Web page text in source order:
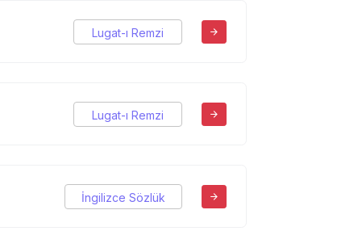
Lugat-ı Remzi
Lugat-ı Remzi
İngilizce Sözlük